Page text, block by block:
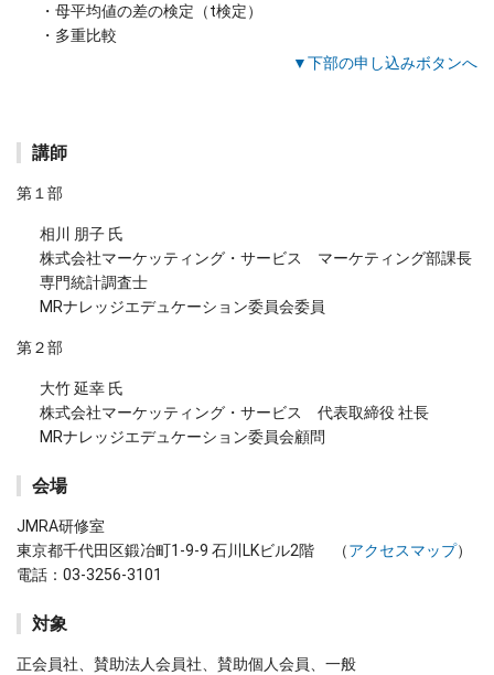
・母平均値の差の検定（t検定）
・多重比較
▼下部の申し込みボタンへ
講師
第１部
相川 朋子 氏
株式会社マーケッティング・サービス マーケティング部課長
専門統計調査士
MRナレッジエデュケーション委員会委員
第２部
大竹 延幸 氏
株式会社マーケッティング・サービス 代表取締役 社長
MRナレッジエデュケーション委員会顧問
会場
JMRA研修室
東京都千代田区鍛冶町1-9-9 石川LKビル2階 （アクセスマップ）
電話：03-3256-3101
対象
正会員社、賛助法人会員社、賛助個人会員、一般